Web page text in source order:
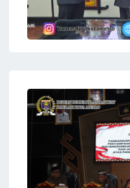
METRO
Humas DPRD Kota Metro
Komisi II DPRD Kota
Dengar Pendapat di
pada hari Senin 15